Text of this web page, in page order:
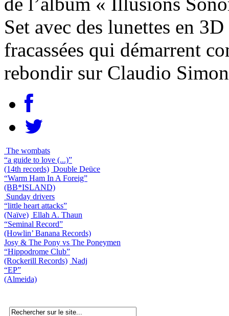
Set avec des lunettes en
fracassées qui démarrent
rebondir sur Claudio
The wombats
“a guide to love (...)”
(14th records) Double Deüce
“Warm Ham In A Foreig”
(BB*ISLAND)
Sunday drivers
“little heart attacks”
(Naïve) Ellah A. Thaun
“Seminal Record”
(Howlin’ Banana Records)
Josy & The Pony vs The Poneymen
“Hippodrome Club”
(Rockerill Records) Nadj
“EP”
(Almeida)